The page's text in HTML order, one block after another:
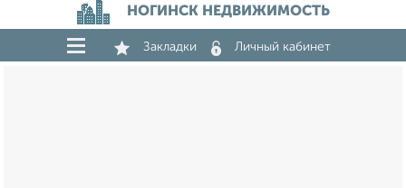
НОГИНСК НЕДВИЖИМОСТЬ
Закладки Личный кабинет